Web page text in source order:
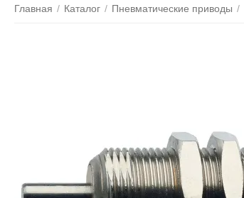
Главная / Каталог / Пневматические приводы /